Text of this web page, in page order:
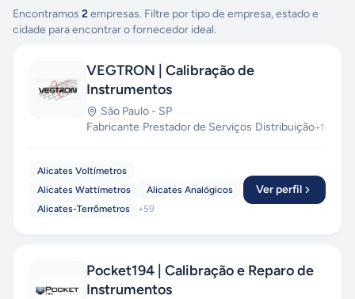
Encontramos 2empresas. Filtre por tipo de empresa, estado e
cidade para encontrar o fornecedor ideal.
VEGTRON | Calibração de
Instrumentos
São Paulo - SP
Fabricante·Prestador de Serviços·Distribuição+1
Alicates Voltímetros
Alicates Wattímetros
Alicates Analógicos
Alicates-Terrômetros
+59
Ver perfil
Pocket194 | Calibração e Reparo de
Instrumentos